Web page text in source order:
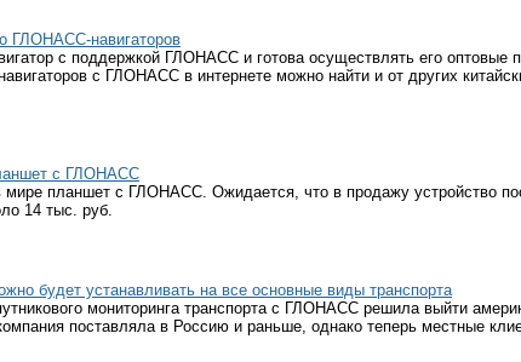
ГЛОНАСС-навигаторов
с поддержкой ГЛОНАСС и готова осуществлять его оптовые
с ГЛОНАСС в интернете можно найти и от других
с ГЛОНАСС
мире планшет с ГЛОНАСС. Ожидается, что в продажу устройство
14 тыс. руб.
будет устанавливать на все основные виды транспорта
мониторинга транспорта с ГЛОНАСС решила выйти
поставляла в Россию и раньше, однако теперь местные